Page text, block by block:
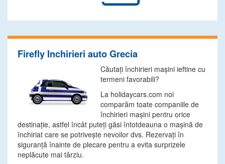
Firefly Inchirieri auto Grecia
Căutaţi închirieri maşini ieftine cu
termeni favorabili?
La holidaycars.com noi
comparăm toate companiile de
închirieri maşini pentru orice
destinaţie, astfel încât puteţi găsi întotdeauna o maşină de
închiriat care se potriveşte nevoilor dvs. Rezervaţi în
siguranţă înainte de plecare pentru a evita surprizele
neplăcute mai târziu.